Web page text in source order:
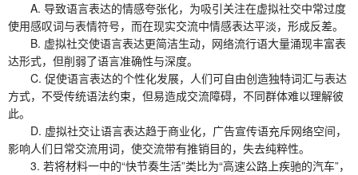
A. 导致语言表达的情感夸张化，为吸引关注在虚拟社交中常过度
使用感叹词与表情符号，而在现实交流中情感表达平淡，形成反差。
B. 虚拟社交使语言表达更简洁生动，网络流行语大量涌现丰富表
达形式，但削弱了语言准确性与深度。
C. 促使语言表达的个性化发展，人们可自由创造独特词汇与表达
方式，不受传统语法约束，但易造成交流障碍，不同群体难以理解彼
此。
D. 虚拟社交让语言表达趋于商业化，广告宣传语充斥网络空间，
影响人们日常交流用词，使交流带有推销目的，失去纯粹性。
3. 若将材料一中的“快节奏生活”类比为“高速公路上疾驰的汽车”，